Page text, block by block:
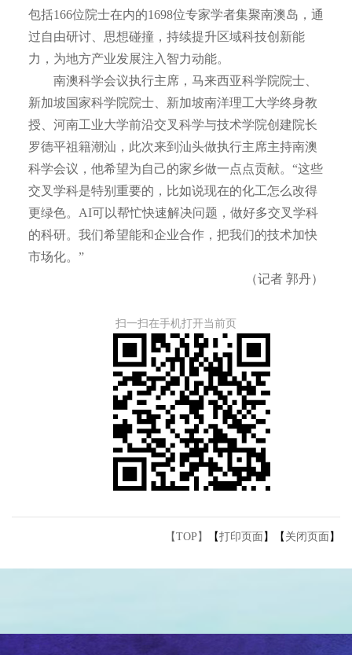
包括166位院士在内的1698位专家学者集聚南澳岛，通
过自由研讨、思想碰撞，持续提升区域科技创新能
力，为地方产业发展注入智力动能。
南澳科学会议执行主席，马来西亚科学院院士、
新加坡国家科学院院士、新加坡南洋理工大学终身教
授、河南工业大学前沿交叉科学与技术学院创建院长
罗德平祖籍潮汕，此次来到汕头做执行主席主持南澳
科学会议，他希望为自己的家乡做一点点贡献。“这些
交叉学科是特别重要的，比如说现在的化工怎么改得
更绿色。AI可以帮忙快速解决问题，做好多交叉学科
的科研。我们希望能和企业合作，把我们的技术加快
市场化。”
（记者 郭丹）
扫一扫在手机打开当前页
【TOP】 【打印页面 】【 关闭页面 】